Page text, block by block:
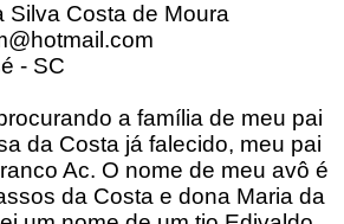
Silva Costa de Moura
- SC
a família de meu pai
da Costa já falecido, meu pai
Ac. O nome de meu avô é
da Costa e dona Maria da